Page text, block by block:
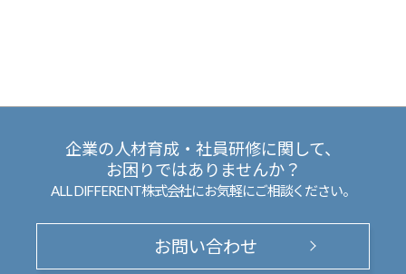
企業の人材育成・社員研修に関して、
お困りではありませんか？
ALL DIFFERENT株式会社にお気軽にご相談ください。
お問い合わせ